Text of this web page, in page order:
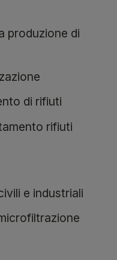
produzione di
di rifiuti
rifiuti
e industriali